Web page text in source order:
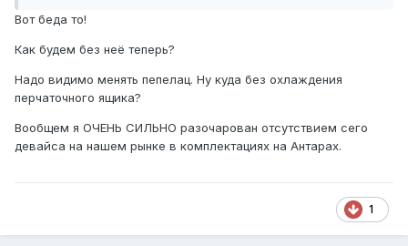
Вот беда то!
Как будем без неё теперь?
Надо видимо менять пепелац. Ну куда без охлаждения
перчаточного ящика?
Вообщем я ОЧЕНЬ СИЛЬНО разочарован отсутствием сего
девайса на нашем рынке в комплектациях на Антарах.
1